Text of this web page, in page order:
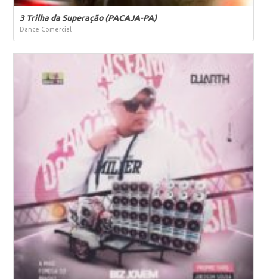
3 Trilha da Superação (PACAJA-PA)
Dance Comercial